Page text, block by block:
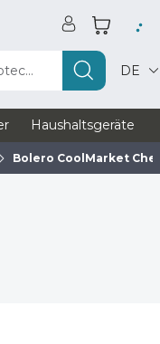
DE
Haushaltsgeräte
Bolero CoolMarket